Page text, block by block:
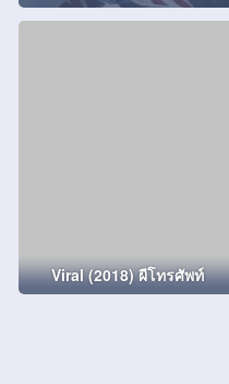
Viral (2018) ผีโทรศัพท์